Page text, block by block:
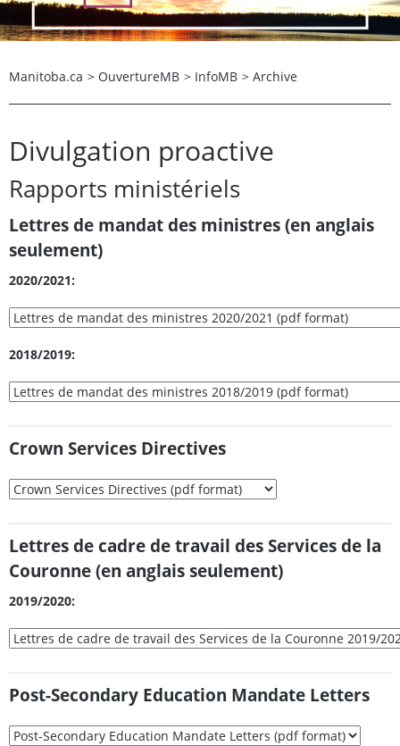
Manitoba.ca > OuvertureMB > InfoMB > Archive
Divulgation proactive
Rapports ministériels
Lettres de mandat des ministres (en anglais
seulement)
2020/2021:
2018/2019:
Crown Services Directives
Lettres de cadre de travail des Services de la
Couronne (en anglais seulement)
2019/2020:
Post-Secondary Education Mandate Letters